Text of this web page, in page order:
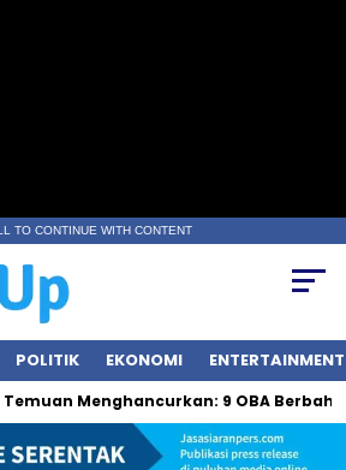
TO CONTINUE WITH CONTENT
POLITIK EKONOMI ENTERTAINMENT
Menghancurkan: 9 OBA Berbahaya